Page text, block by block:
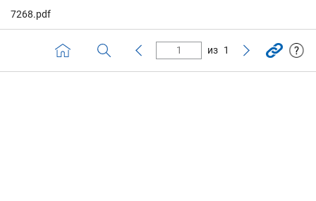
7268.pdf
из 1